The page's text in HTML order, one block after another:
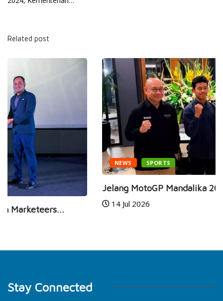
Related post
NEWS SPORTS
Jelang MotoGP Mandalika 2026, Mario Aji dan...
14 Jul 2026
Stay Connected